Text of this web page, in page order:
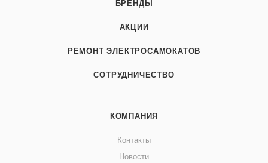
БРЕНДЫ
АКЦИИ
РЕМОНТ ЭЛЕКТРОСАМОКАТОВ
СОТРУДНИЧЕСТВО
КОМПАНИЯ
Контакты
Новости